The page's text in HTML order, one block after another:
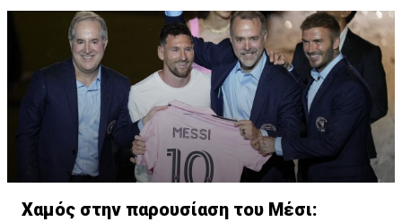
Χαμός στην παρουσίαση του Μέσι: